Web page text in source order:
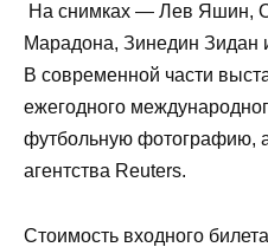
На снимках — Лев Яшин,
Марадона, Зинедин Зидан
В современной части
ежегодного
футбольную фотографию,
агентства Reuters.
Стоимость входного